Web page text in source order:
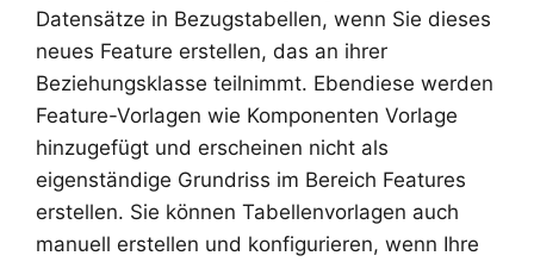
Datensätze in Bezugstabellen, wenn Sie dieses
neues Feature erstellen, das an ihrer
Beziehungsklasse teilnimmt. Ebendiese werden
Feature-Vorlagen wie Komponenten Vorlage
hinzugefügt und erscheinen nicht als
eigenständige Grundriss im Bereich Features
erstellen. Sie können Tabellenvorlagen auch
manuell erstellen und konfigurieren, wenn Ihre